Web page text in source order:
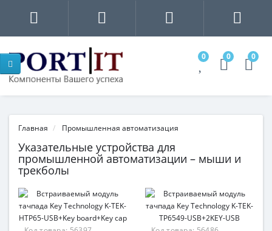
0 0 0
Главная Промышленная автоматизация
Указательные устройства для
промышленной автоматизации – мыши и
трекболы